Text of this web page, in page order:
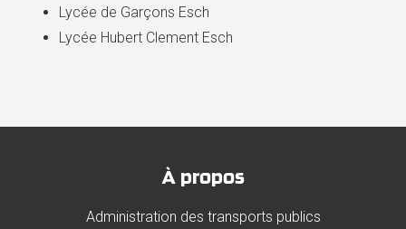
Lycée de Garçons Esch
Lycée Hubert Clement Esch
À propos
Administration des transports publics